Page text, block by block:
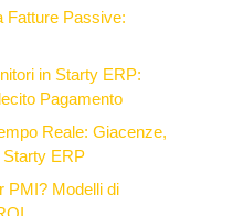
Fatture Passive:
in Starty ERP:
Pagamento
Reale: Giacenze,
Starty ERP
PMI? Modelli di